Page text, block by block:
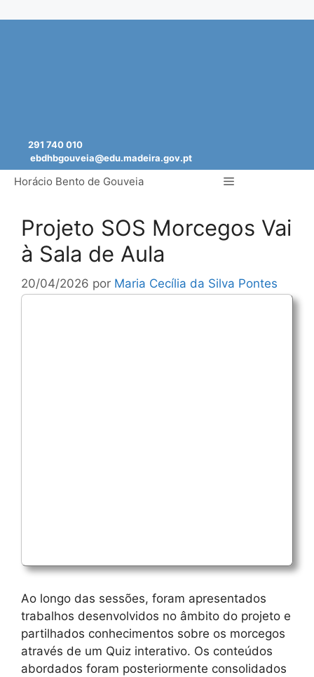
291 740 010
ebdhbgouveia@edu.madeira.gov.pt
Horácio Bento de Gouveia Menu
Projeto SOS Morcegos Vai
à Sala de Aula
20/04/2026 por Maria Cecília da Silva Pontes
Ao longo das sessões, foram apresentados
trabalhos desenvolvidos no âmbito do projeto e
partilhados conhecimentos sobre os morcegos
através de um Quiz interativo. Os conteúdos
abordados foram posteriormente consolidados